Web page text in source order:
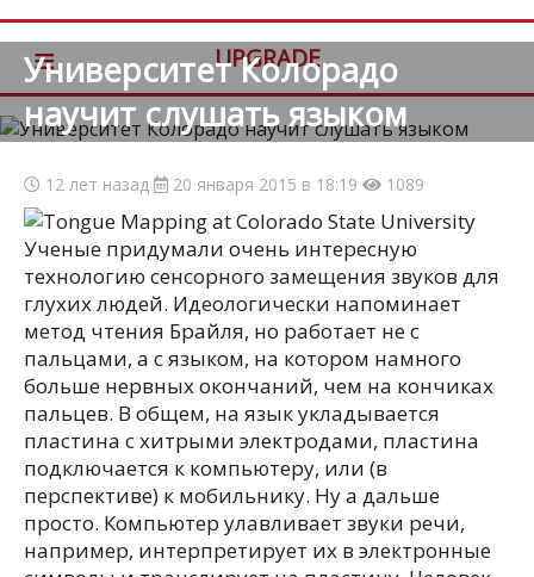
≡ UPGRADE
Университет Колорадо
научит слушать языком
12 лет назад 20 января 2015 в 18:19 1089
Ученые придумали очень интересную
технологию сенсорного замещения звуков для
глухих людей. Идеологически напоминает
метод чтения Брайля, но работает не с
пальцами, а с языком, на котором намного
больше нервных окончаний, чем на кончиках
пальцев. В общем, на язык укладывается
пластина с хитрыми электродами, пластина
подключается к компьютеру, или (в
перспективе) к мобильнику. Ну а дальше
просто. Компьютер улавливает звуки речи,
например, интерпретирует их в электронные